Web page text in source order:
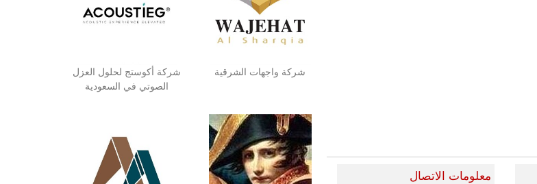
معلومات الاتصال
شركة واجهات الشرقية
شركة أكوستج لحلول العزل
الصوتي في السعودية